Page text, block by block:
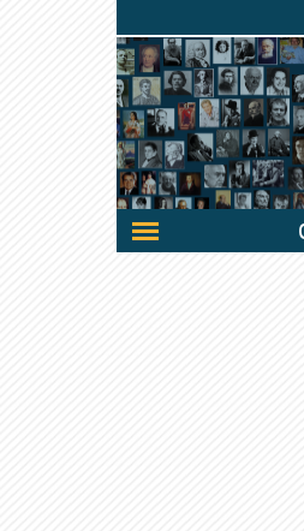
Attiva/disattiva
navigazione